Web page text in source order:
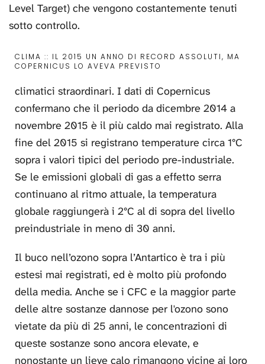
Level Target) che vengono costantemente tenuti
sotto controllo.
CLIMA :: IL 2015 UN ANNO DI RECORD ASSOLUTI, MA
COPERNICUS LO AVEVA PREVISTO
climatici straordinari. I dati di Copernicus
confermano che il periodo da dicembre 2014 a
novembre 2015 è il più caldo mai registrato. Alla
fine del 2015 si registrano temperature circa 1°C
sopra i valori tipici del periodo pre-industriale.
Se le emissioni globali di gas a effetto serra
continuano al ritmo attuale, la temperatura
globale raggiungerà i 2°C al di sopra del livello
preindustriale in meno di 30 anni.
Il buco nell’ozono sopra l’Antartico è tra i più
estesi mai registrati, ed è molto più profondo
della media. Anche se i CFC e la maggior parte
delle altre sostanze dannose per l'ozono sono
vietate da più di 25 anni, le concentrazioni di
queste sostanze sono ancora elevate, e
nonostante un lieve calo rimangono vicine ai loro